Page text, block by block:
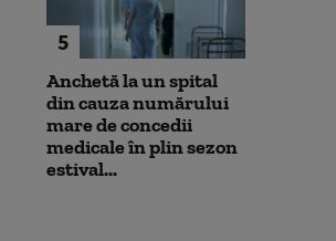
5
Anchetă la un spital
din cauza numărului
mare de concedii
medicale în plin sezon
estival...